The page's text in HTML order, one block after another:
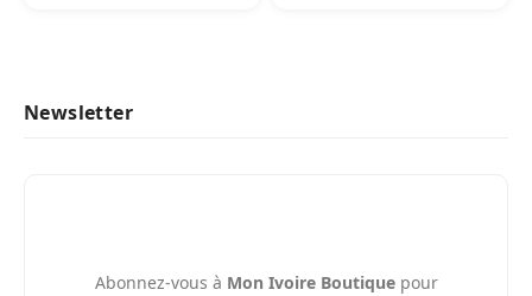
Newsletter
Abonnez-vous à Mon Ivoire Boutiquepour